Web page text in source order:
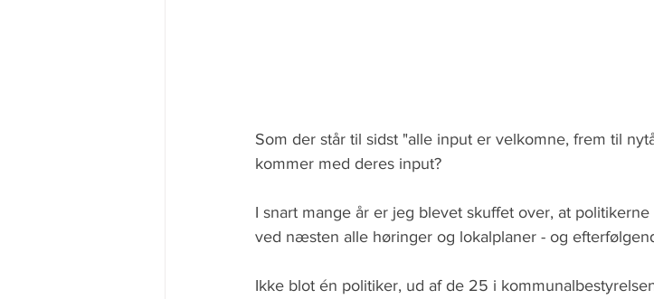
Som der står til sidst "alle input er velkomne, frem til
kommer med deres input?
I snart mange år er jeg blevet skuffet over, at
ved næsten alle høringer og lokalplaner - og
Ikke blot én politiker, ud af de 25 i